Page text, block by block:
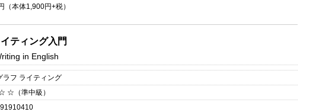
（本体1,900円+税）
ティング入門
in English
ラフ ライティング
（準中級）